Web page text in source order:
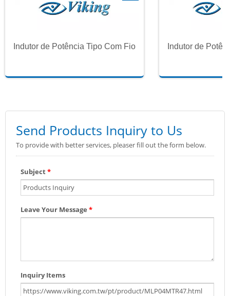
Indutor de Potência Tipo Com Fio Indutor de